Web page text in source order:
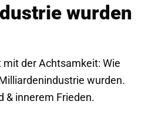
wurden
mit der Achtsamkeit: Wie
wurden.
& innerem Frieden.